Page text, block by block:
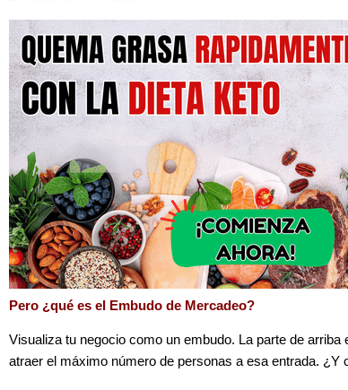
Pero ¿qué es el Embudo de Mercadeo?
Visualiza tu negocio como un embudo. La parte de
atraer el máximo número de personas a esa entrada. ¿Y